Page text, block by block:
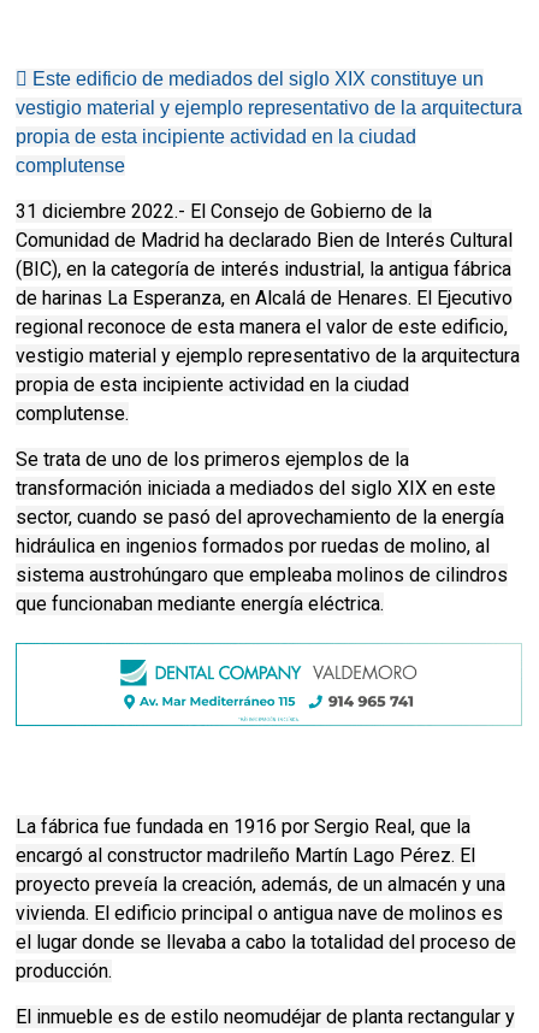
 Este edificio de mediados del siglo XIX constituye un
vestigio material y ejemplo representativo de la arquitectura
propia de esta incipiente actividad en la ciudad
complutense
31 diciembre 2022.- El Consejo de Gobierno de la
Comunidad de Madrid ha declarado Bien de Interés Cultural
(BIC), en la categoría de interés industrial, la antigua fábrica
de harinas La Esperanza, en Alcalá de Henares. El Ejecutivo
regional reconoce de esta manera el valor de este edificio,
vestigio material y ejemplo representativo de la arquitectura
propia de esta incipiente actividad en la ciudad
complutense.
Se trata de uno de los primeros ejemplos de la
transformación iniciada a mediados del siglo XIX en este
sector, cuando se pasó del aprovechamiento de la energía
hidráulica en ingenios formados por ruedas de molino, al
sistema austrohúngaro que empleaba molinos de cilindros
que funcionaban mediante energía eléctrica.
La fábrica fue fundada en 1916 por Sergio Real, que la
encargó al constructor madrileño Martín Lago Pérez. El
proyecto preveía la creación, además, de un almacén y una
vivienda. El edificio principal o antigua nave de molinos es
el lugar donde se llevaba a cabo la totalidad del proceso de
producción.
El inmueble es de estilo neomudéjar de planta rectangular y